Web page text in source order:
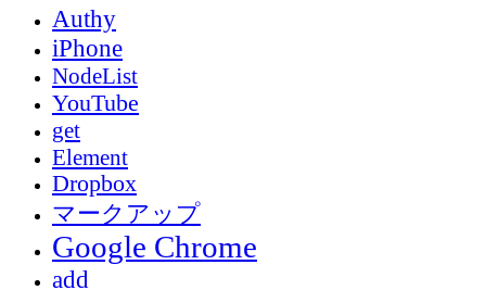
Authy
iPhone
NodeList
YouTube
get
Element
Dropbox
マークアップ
Google Chrome
add